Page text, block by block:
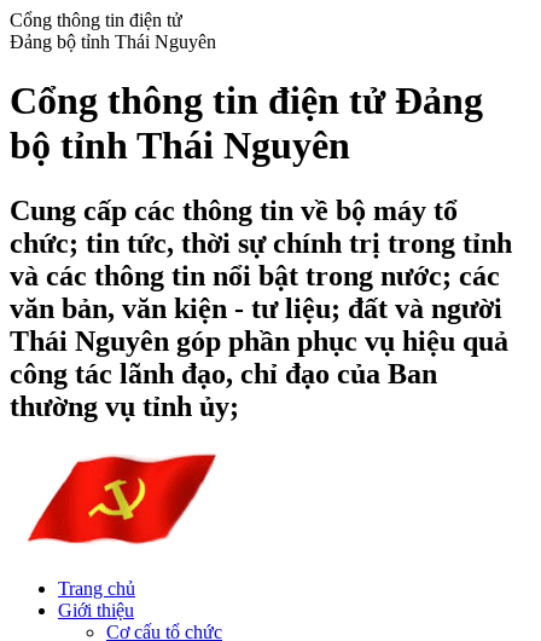
Cổng thông tin điện tử
Đảng bộ tỉnh Thái Nguyên
Cổng thông tin điện tử Đảng
bộ tỉnh Thái Nguyên
Cung cấp các thông tin về bộ máy tổ
chức; tin tức, thời sự chính trị trong tỉnh
và các thông tin nổi bật trong nước; các
văn bản, văn kiện - tư liệu; đất và người
Thái Nguyên góp phần phục vụ hiệu quả
công tác lãnh đạo, chỉ đạo của Ban
thường vụ tỉnh ủy;
Trang chủ
Giới thiệu
Cơ cấu tổ chức